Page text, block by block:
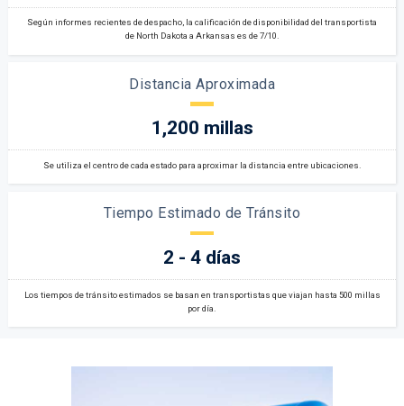
Según informes recientes de despacho, la calificación de disponibilidad del transportista
de North Dakota a Arkansas es de 7/10.
Distancia Aproximada
1,200 millas
Se utiliza el centro de cada estado para aproximar la distancia entre ubicaciones.
Tiempo Estimado de Tránsito
2 - 4 días
Los tiempos de tránsito estimados se basan en transportistas que viajan hasta 500 millas
por día.